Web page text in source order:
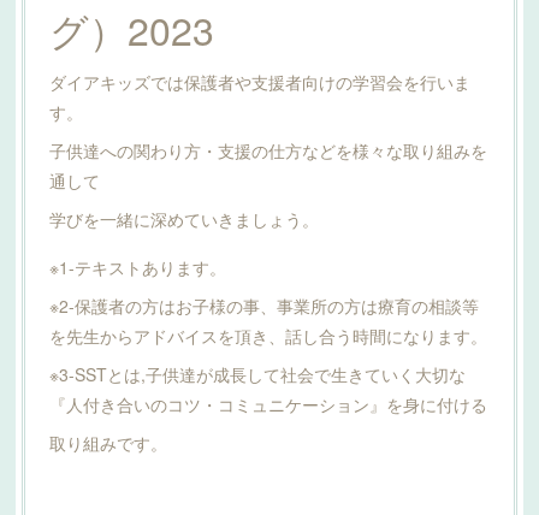
グ）2023
ダイアキッズでは保護者や支援者向けの学習会を行いま
す。
子供達への関わり方・支援の仕方などを様々な取り組みを
通して
学びを一緒に深めていきましょう。
※1-テキストあります。
※2-保護者の方はお子様の事、事業所の方は療育の相談等
を先生からアドバイスを頂き、話し合う時間になります。
※3-SSTとは,子供達が成長して社会で生きていく大切な
『人付き合いのコツ・コミュニケーション』を身に付ける
取り組みです。